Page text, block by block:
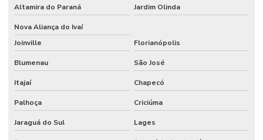
Altamira do Paraná Jardim Olinda
Nova Aliança do Ivaí
Joinville
Florianópolis
Blumenau São José
Itajaí Chapecó
Palhoça Criciúma
Jaraguá do Sul Lages